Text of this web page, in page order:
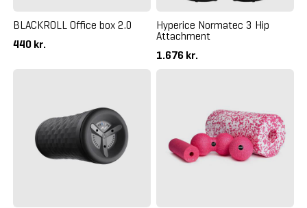
BLACKROLL Office box 2.0
440 kr.
Hyperice Normatec 3 Hip
Attachment
1.676 kr.